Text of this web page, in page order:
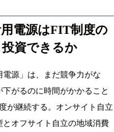
電源はFIT制度の
資できるか
源」は、まだ競争力がな
下がるのに時間がかかること
が継続する。オンサイト自立
とオフサイト自立の地域消費